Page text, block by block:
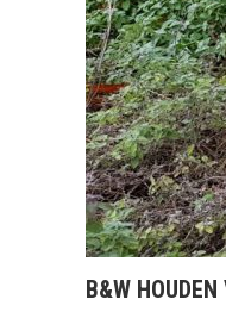
B&W